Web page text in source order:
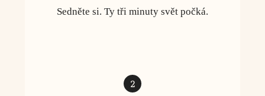
Sedněte si. Ty tři minuty svět počká.
2